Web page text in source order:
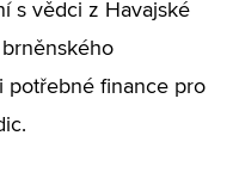
s vědci z Havajské
potřebné finance pro